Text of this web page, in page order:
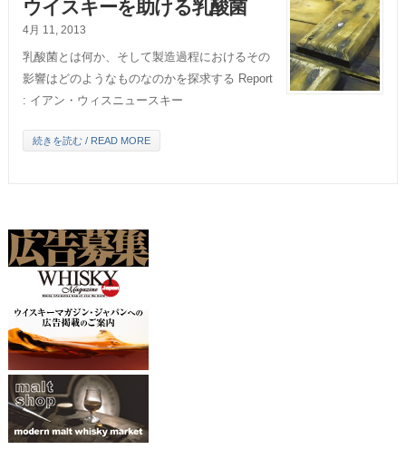
ウイスキーを助ける乳酸菌
4月 11, 2013
乳酸菌とは何か、そして製造過程におけるその
影響はどのようなものなのかを探求する Report
: イアン・ウィスニュースキー
続きを読む / READ MORE